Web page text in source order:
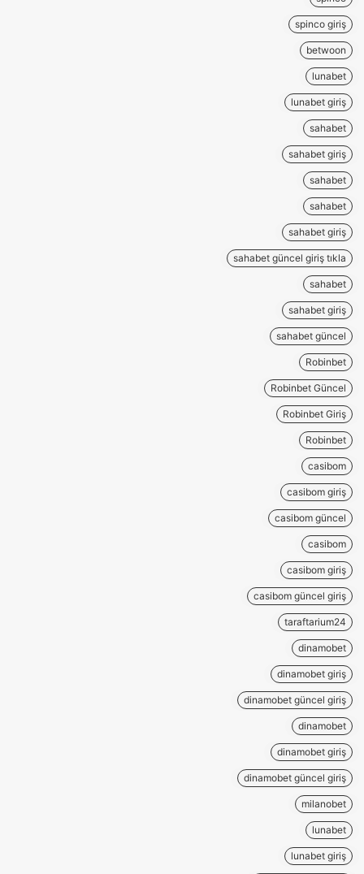
spinco giriş
betwoon
lunabet
lunabet giriş
sahabet
sahabet giriş
sahabet
sahabet
sahabet giriş
sahabet güncel giriş tıkla
sahabet
sahabet giriş
sahabet güncel
Robinbet
Robinbet Güncel
Robinbet Giriş
Robinbet
casibom
casibom giriş
casibom güncel
casibom
casibom giriş
casibom güncel giriş
taraftarium24
dinamobet
dinamobet giriş
dinamobet güncel giriş
dinamobet
dinamobet giriş
dinamobet güncel giriş
milanobet
lunabet
lunabet giriş